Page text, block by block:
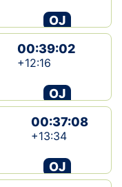
OJ
00:39:02
+12:16
OJ
00:37:08
+13:34
OJ